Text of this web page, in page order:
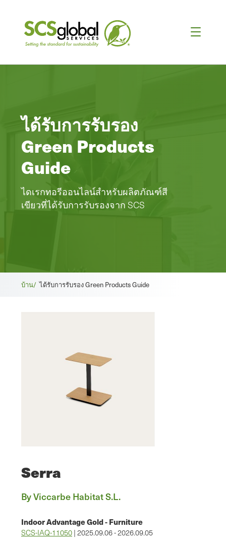
ได้รับการรับรอง
Green Products
Guide
ไดเรกทอรีออนไลน์สําหรับผลิตภัณฑ์สี
เขียวที่ได้รับการรับรองจาก SCS
เบ
บ้าน/ได้รับการรับรอง Green Products Guide
Serra
By Viccarbe Habitat S.L.
Indoor Advantage Gold - Furniture
SCS-IAQ-11050 | 2025.09.06 - 2026.09.05